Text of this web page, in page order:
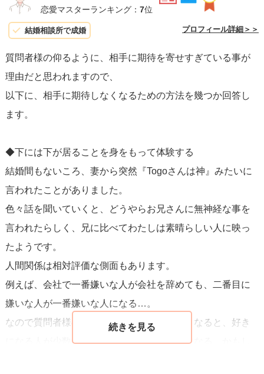
相手のことを表面的にしか見えていないからだと思ってい
ます。
うな相手によく思われるような部分しか見えておらず
実際に付き合ってみるとイメージと違ったという形だと思
います。
すか？
話しは合うけど、顔も声も知らない人といきなりは怖いで
すよね？
そういったお互いが得体のしれない状態で深い関係になる
というのは難しいものです。
＜どうすれば良いか＞
相手のことを知るために相手の立場になって物事を考える
ようにしましょう。
相手のことを理解する事が出来れば相手はこう考えている
恋愛マスターランキング： 7位
結婚相談所で成婚 プロフィール詳細＞＞
質問者様の仰るように、相手に期待を寄せすぎている事が
理由だと思われますので、
以下に、相手に期待しなくなるための方法を幾つか回答し
ます。
◆下には下が居ることを身をもって体験する
結婚間もないころ、妻から突然『Togoさんは神』みたいに
言われたことがありました。
色々話を聞いていくと、どうやらお兄さんに無神経な事を
言われたらしく、兄に比べてわたしは素晴らしい人に映っ
たようです。
人間関係は相対評価な側面もあります。
例えば、会社で一番嫌いな人が会社を辞めても、二番目に
嫌いな人が一番嫌いな人になる…。
なので質問者様の周りに悪い人の割合が多くなると、好き
になる人が少数派になり尊いと思えるようになる。かもし